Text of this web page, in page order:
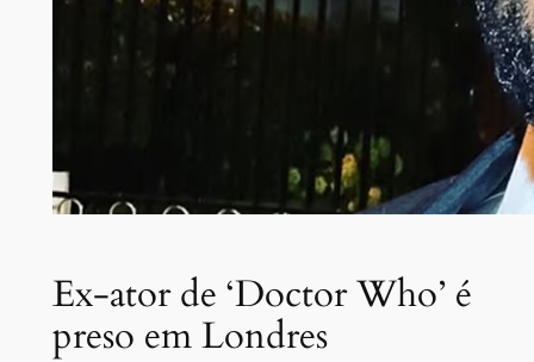
Ex-ator de ‘Doctor Who’ é
preso em Londres